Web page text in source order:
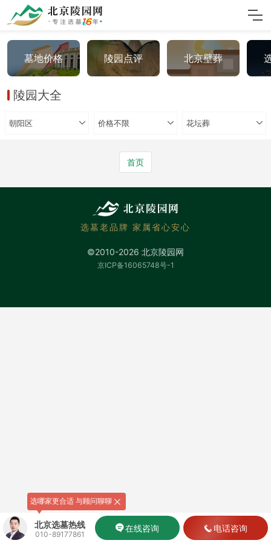
墓地价格 陵园点评 北京壁葬
陵园大全
朝阳区 价格不限 花坛葬
首页
北京选墓热线
010-89177861
在线咨询 电话咨询
选哪家更合适 与顾问聊聊
选墓老品牌 家属省心安心
©2010-2026 北京陵园网
京ICP备16065748号-1